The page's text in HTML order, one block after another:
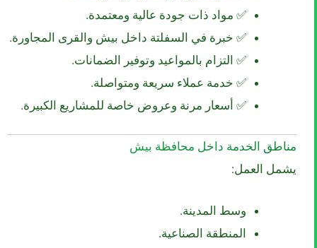
✅ مواد ذات جودة عالية ومعتمدة.
✅ خبرة في السفلتة داخل بيش والقرى المجاورة.
✅ التزام بالمواعيد وتوفير الضمانات.
✅ خدمة عملاء سريعة ومتواصلة.
✅ أسعار مرنة وعروض خاصة للمشاريع الكبيرة.
مناطق الخدمة داخل محافظة بيش
يشمل العمل:
وسط المدينة.
المنطقة الصناعية.